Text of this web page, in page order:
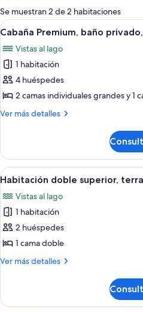
para
las
habitaciones
Se muestran 2 de 2 habitaciones
Abrir
todas
las
fotos
de
Cabaña
Premium,
vistas
al
lago
10
Cabaña Premium, baño
Vistas al lago
1 habitación
4 huéspedes
2 camas individuales grandes y 1
Ver más detalles
Más
Premium,
baño
privado,
al
lago
Abrir
todas
las
fotos
de
Habitación
doble
vistas
13
Habitación doble superior,
Vistas al lago
1 habitación
2 huéspedes
1 cama doble
Ver más detalles
Más
doble